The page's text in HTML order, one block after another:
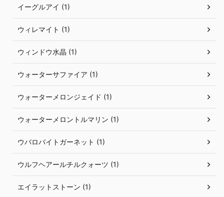
イーグルアイ (1)
ウィレマイト (1)
ウィンドウ水晶 (1)
ウォーターサファイア (1)
ウォーターメロンジェイド (1)
ウォーターメロントルマリン (1)
ウバロバイトガーネット (1)
ウルフヘアールチルクォーツ (1)
エイラットストーン (1)